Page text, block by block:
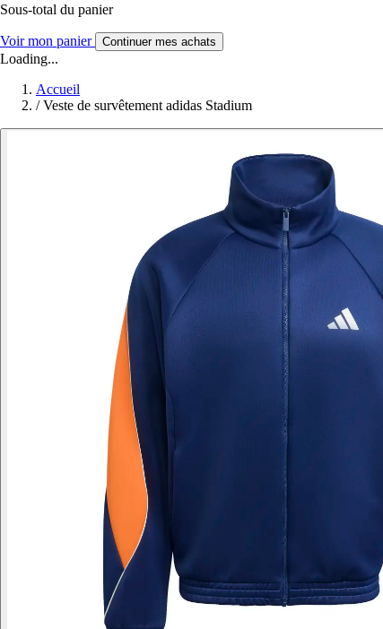
Sous-total du panier
Voir mon panier Continuer mes achats
Loading...
Accueil
/ Veste de survêtement adidas Stadium